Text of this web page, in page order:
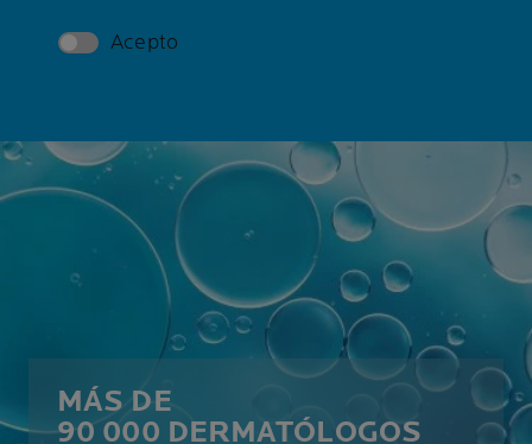
Acepto
MÁS DE
90 000 DERMATÓLOGOS